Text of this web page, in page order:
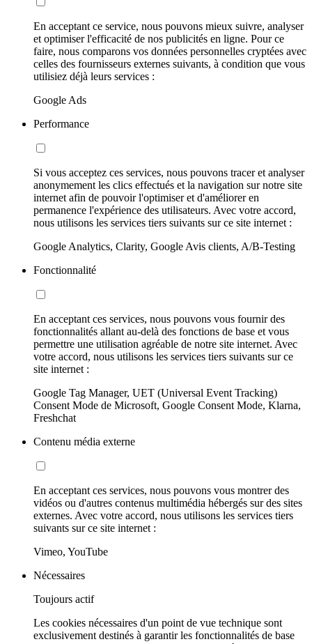
En acceptant ce service, nous pouvons mieux suivre, analyser
et optimiser l'efficacité de nos publicités en ligne. Pour ce
faire, nous comparons vos données personnelles cryptées avec
celles des fournisseurs externes suivants, à condition que vous
utilisiez déjà leurs services :
Google Ads
Performance
Si vous acceptez ces services, nous pouvons tracer et analyser
anonymement les clics effectués et la navigation sur notre site
internet afin de pouvoir l'optimiser et d'améliorer en
permanence l'expérience des utilisateurs. Avec votre accord,
nous utilisons les services tiers suivants sur ce site internet :
Google Analytics, Clarity, Google Avis clients, A/B-Testing
Fonctionnalité
En acceptant ces services, nous pouvons vous fournir des
fonctionnalités allant au-delà des fonctions de base et vous
permettre une utilisation agréable de notre site internet. Avec
votre accord, nous utilisons les services tiers suivants sur ce
site internet :
Google Tag Manager, UET (Universal Event Tracking)
Consent Mode de Microsoft, Google Consent Mode, Klarna,
Freshchat
Contenu média externe
En acceptant ces services, nous pouvons vous montrer des
vidéos ou d'autres contenus multimédia hébergés sur des sites
externes. Avec votre accord, nous utilisons les services tiers
suivants sur ce site internet :
Vimeo, YouTube
Nécessaires
Toujours actif
Les cookies nécessaires d'un point de vue technique sont
exclusivement destinés à garantir les fonctionnalités de base